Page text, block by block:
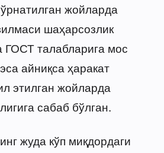
жойларда
шаҳарсозлик
ГОСТ талабларига мос
айниқса ҳаракат
этилган жойларда
сабаб бўлган.
жуда кўп миқдордаги